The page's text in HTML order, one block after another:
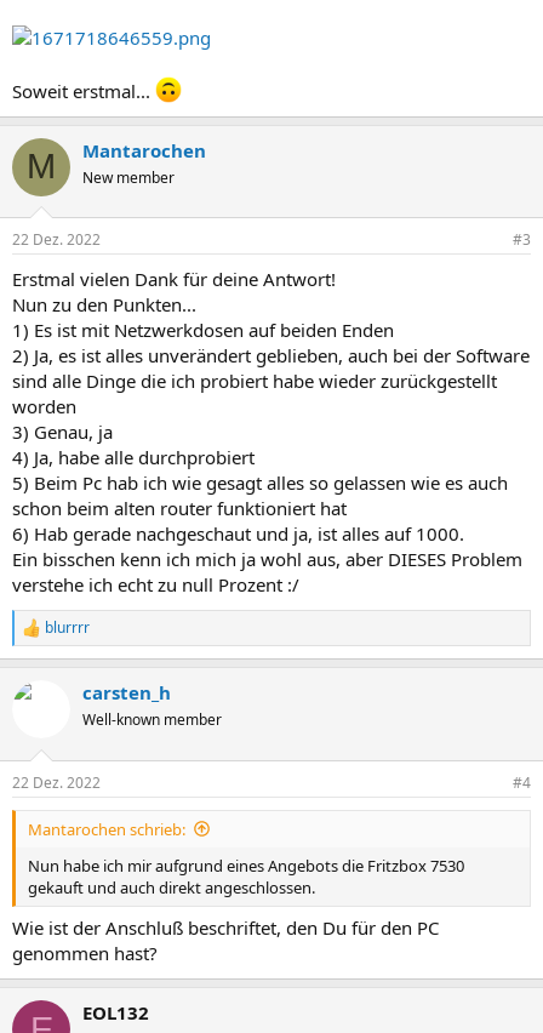
Soweit erstmal...
M Mantarochen
New member
22 Dez. 2022 #3
Erstmal vielen Dank für deine Antwort!
Nun zu den Punkten...
1) Es ist mit Netzwerkdosen auf beiden Enden
2) Ja, es ist alles unverändert geblieben, auch bei der Software
sind alle Dinge die ich probiert habe wieder zurückgestellt
worden
3) Genau, ja
4) Ja, habe alle durchprobiert
5) Beim Pc hab ich wie gesagt alles so gelassen wie es auch
schon beim alten router funktioniert hat
6) Hab gerade nachgeschaut und ja, ist alles auf 1000.
Ein bisschen kenn ich mich ja wohl aus, aber DIESES Problem
verstehe ich echt zu null Prozent :/
R
e
k
e
n
blurrrr
carsten_h
Well-known member
22 Dez. 2022 #4
Mantarochen schrieb:
Nun habe ich mir aufgrund eines Angebots die Fritzbox 7530
gekauft und auch direkt angeschlossen.
Wie ist der Anschluß beschriftet, den Du für den PC
genommen hast?
EOL132